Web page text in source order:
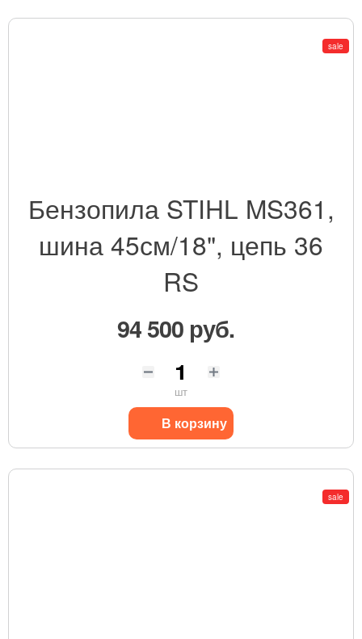
sale
Бензопила STIHL MS361,
шина 45см/18", цепь 36
RS
94 500 руб.
шт
В корзину
sale